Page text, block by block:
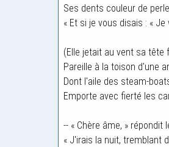
Ses dents couleur de
« Et si je vous disais : « Je
(Elle jetait au vent sa tête
Pareille à la toison d'une
Dont l'aile des steam-
Emporte avec fierté les
-- « Chère âme, » répondit
« J'irais la nuit, tremblant